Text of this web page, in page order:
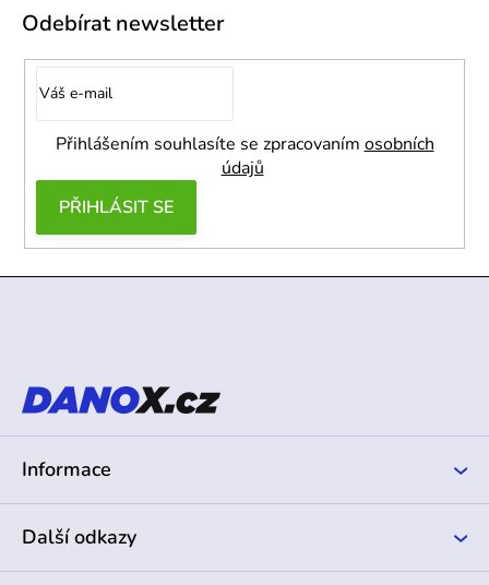
Odebírat newsletter
Přihlášením souhlasíte se zpracovaním osobních
údajů
PŘIHLÁSIT SE
t
Informace
Další odkazy